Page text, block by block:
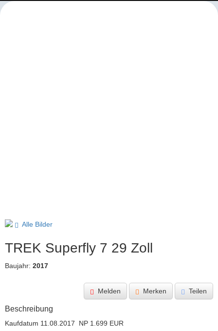
Alle Bilder
TREK Superfly 7 29 Zoll
Baujahr: 2017
Melden Merken Teilen
Beschreibung
Kaufdatum 11.08.2017  NP 1.699 EUR